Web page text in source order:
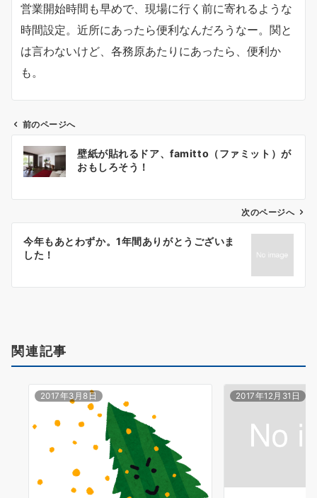
営業開始時間も早めで、現場に行く前に寄れるような
時間設定。近所にあったら便利なんだろうなー。関と
は言わないけど、各務原あたりにあったら、便利か
も。
投
稿
ナ
ビ
ゲ
ー
ョ
ン
前のページへ
壁紙が貼れるドア、famitto（ファミット）が
おもしろそう！
次のページへ
今年もあとわずか。1年間ありがとうございま
した！
関連記事
2017年3月8日 2017年12月31日